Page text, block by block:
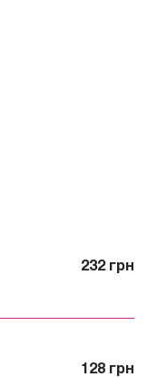
232 грн
128 грн